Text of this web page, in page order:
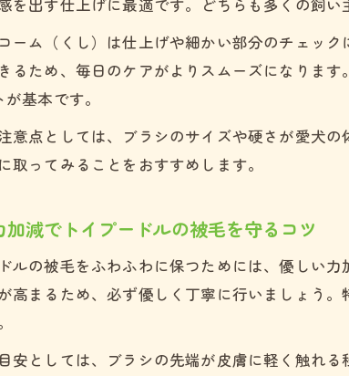
ブラッ
毎日を楽し
トイ
愛犬と
を出す仕上げに最適です。どちらも多くの飼
ーム（くし）は仕上げや細かい部分のチェッ
るため、毎日のケアがよりスムーズになりま
基本です。
意点としては、ブラシのサイズや硬さが愛犬
取ってみることをおすすめします。
加減でトイプードルの被毛を守るコツ
ルの被毛をふわふわに保つためには、優しい
高まるため、必ず優しく丁寧に行いましょう
安としては、ブラシの先端が皮膚に軽く触れ